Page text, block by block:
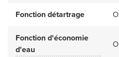
Fonction détartrage
Fonction d'économie
d'eau